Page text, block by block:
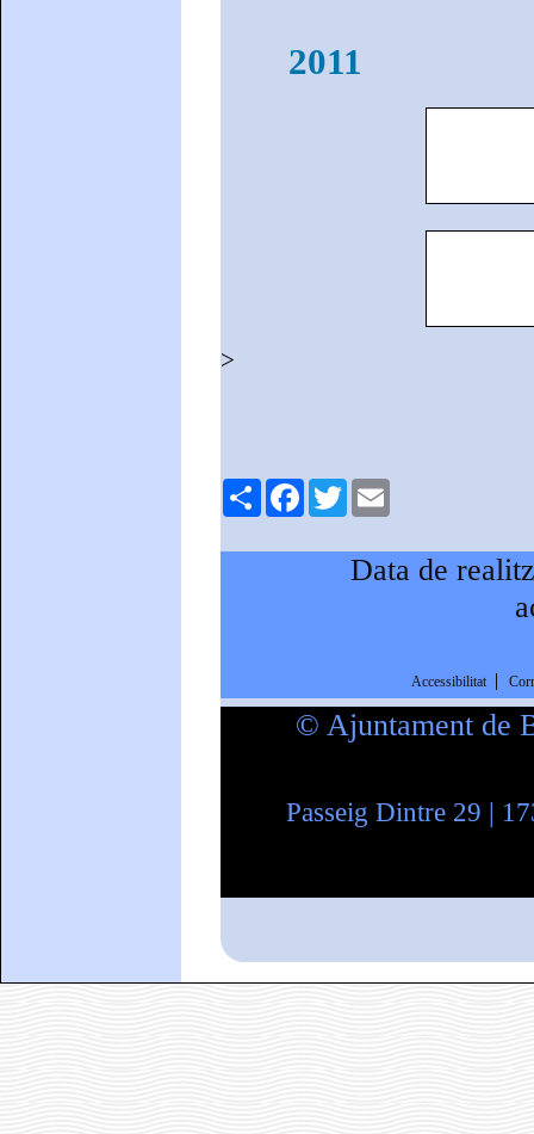
2011
>
ComparteixFacebook Twitter
Data de
Accessibilitat
© Ajuntament de
Passeig Dintre 29 |